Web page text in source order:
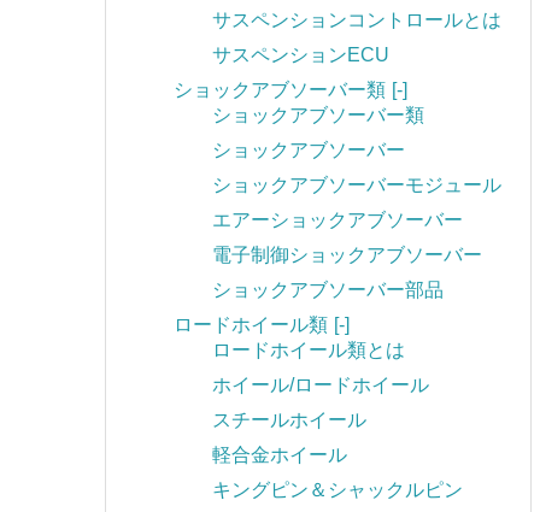
サスペンションコントロールとは
サスペンションECU
ショックアブソーバー類 [-]
ショックアブソーバー類
ショックアブソーバー
ショックアブソーバーモジュール
エアーショックアブソーバー
電子制御ショックアブソーバー
ショックアブソーバー部品
ロードホイール類 [-]
ロードホイール類とは
ホイール/ロードホイール
スチールホイール
軽合金ホイール
キングピン＆シャックルピン